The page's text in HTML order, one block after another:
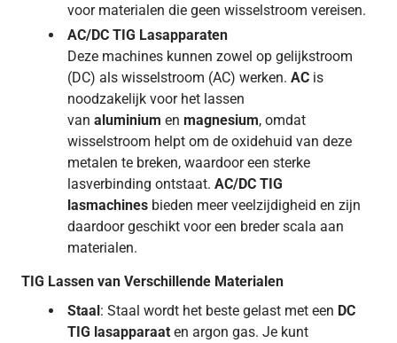
voor materialen die geen wisselstroom vereisen.
AC/DC TIG Lasapparaten
Deze machines kunnen zowel op gelijkstroom
(DC) als wisselstroom (AC) werken. AC is
noodzakelijk voor het lassen
van aluminium en magnesium, omdat
wisselstroom helpt om de oxidehuid van deze
metalen te breken, waardoor een sterke
lasverbinding ontstaat. AC/DC TIG
lasmachines bieden meer veelzijdigheid en zijn
daardoor geschikt voor een breder scala aan
materialen.
TIG Lassen van Verschillende Materialen
Staal : Staal wordt het beste gelast met een DC
TIG lasapparaat en argon gas. Je kunt